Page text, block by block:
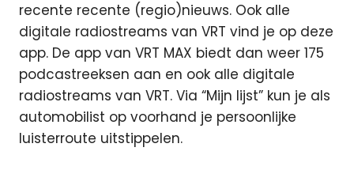
recente recente (regio)nieuws. Ook alle
digitale radiostreams van VRT vind je op deze
app. De app van VRT MAX biedt dan weer 175
podcastreeksen aan en ook alle digitale
radiostreams van VRT. Via “Mijn lijst” kun je als
automobilist op voorhand je persoonlijke
luisterroute uitstippelen.